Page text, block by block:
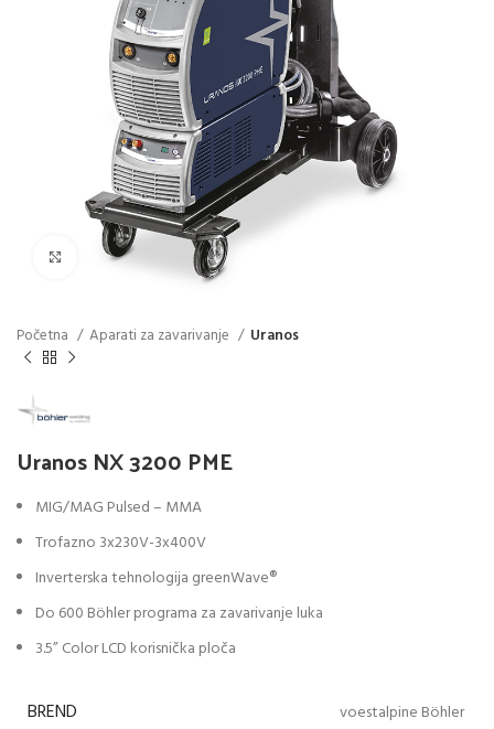
Click to enlarge
Početna Aparati za zavarivanje Uranos
Uranos NX 3200 PME
MIG/MAG Pulsed – MMA
Trofazno 3x230V-3x400V
Inverterska tehnologija greenWave®
Do 600 Böhler programa za zavarivanje luka
3.5” Color LCD korisnička ploča
BREND voestalpine Böhler